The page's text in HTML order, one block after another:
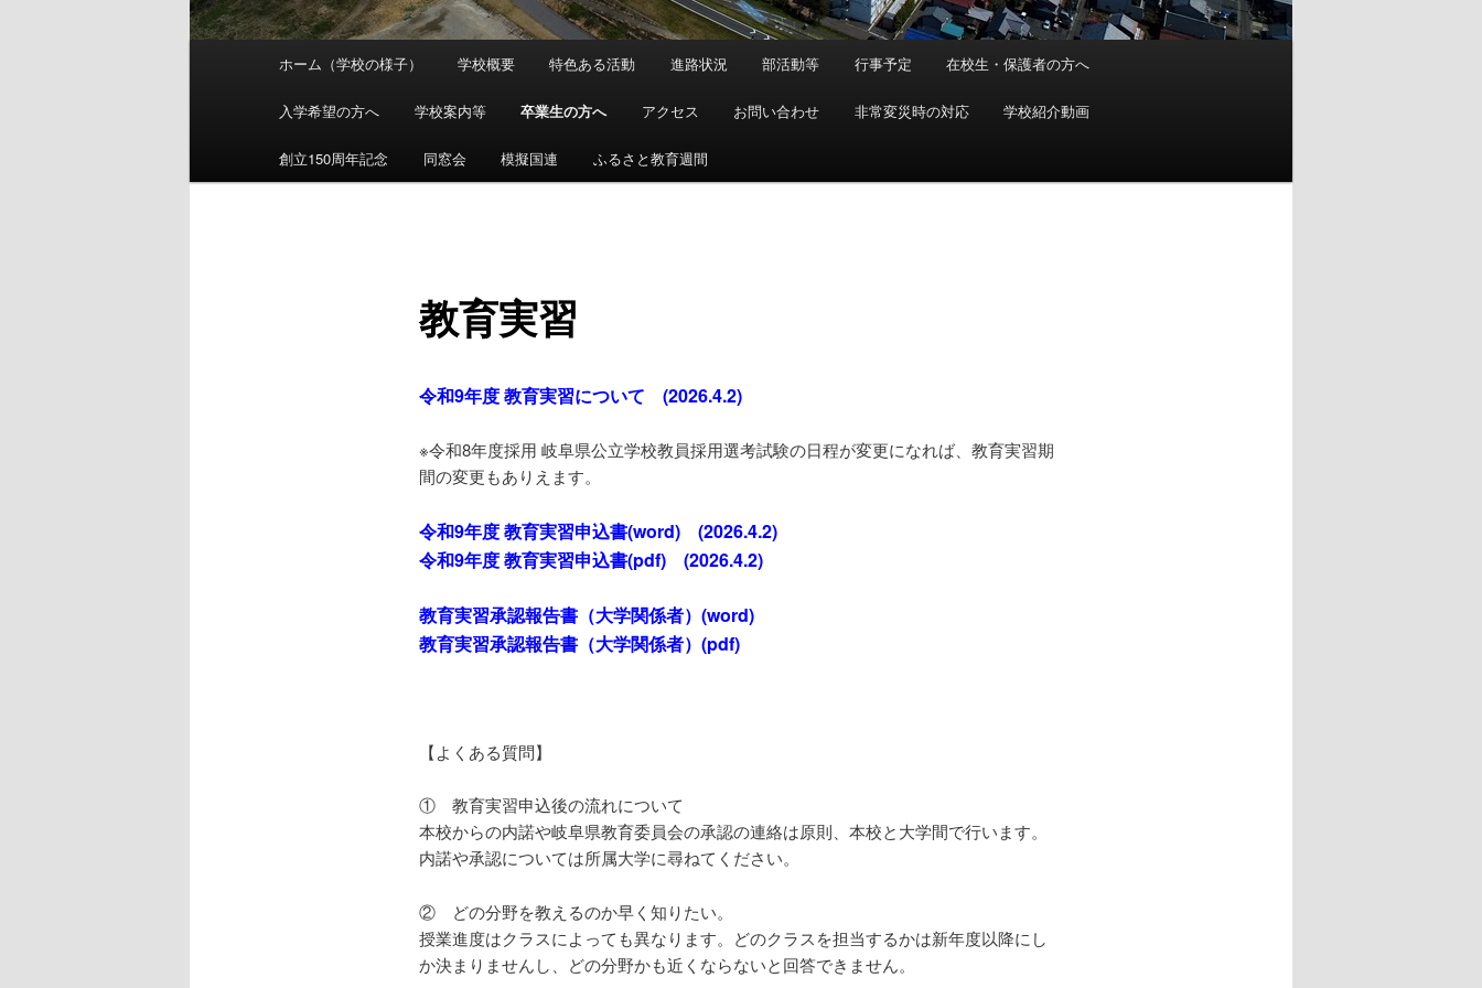
ュ
メ
イ
ホーム（学校の様子） 学校概要 特色ある活動 進路状況 部活動等 行事予定 在校生・保護者の方へ
入学希望の方へ 学校案内等 卒業生の方へ アクセス お問い合わせ 非常変災時の対応 学校紹介動画
創立150周年記念 同窓会 模擬国連 ふるさと教育週間
教育実習
令和9年度 教育実習について (2026.4.2)
※令和8年度採用 岐阜県公立学校教員採用選考試験の日程が変更になれば、教育実習期
間の変更もありえます。
令和9年度 教育実習申込書(word) (2026.4.2)
令和9年度 教育実習申込書(pdf) (2026.4.2)
教育実習承認報告書（大学関係者）(word)
教育実習承認報告書（大学関係者）(pdf)
【よくある質問】
① 教育実習申込後の流れについて
本校からの内諾や岐阜県教育委員会の承認の連絡は原則、本校と大学間で行います。
内諾や承認については所属大学に尋ねてください。
② どの分野を教えるのか早く知りたい。
授業進度はクラスによっても異なります。どのクラスを担当するかは新年度以降にし
か決まりませんし、どの分野かも近くならないと回答できません。